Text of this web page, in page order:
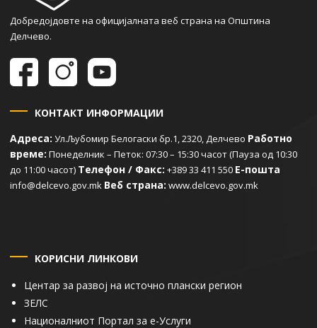
Добредојдовте на официјалната веб страна на Општина
Делчево.
КОНТАКТ ИНФОРМАЦИИ
Адреса: Ул.Љубомир Белогаски бр.1, 2320, Делчево Работно
време: Понеделник – Петок: 07:30 – 15:30 часот (Пауза од 10:30
до 11:00 часот) Телефон / Факс: +389 33 411 550 Е-пошта
info@delcevo.gov.mk Веб страна: www.delcevo.gov.mk
КОРИСНИ ЛИНКОВИ
Центар за развој на источно плански регион
ЗЕЛС
Националниот Портал за е-Услуги